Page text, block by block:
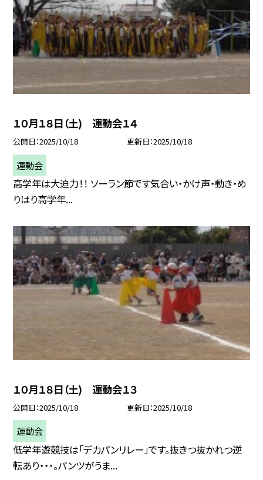
１０月１８日（土) 運動会１４
公開日 2025/10/18 更新日 2025/10/18
運動会
高学年は大迫力！！ ソーラン節です気合い・かけ声・動き・め
りはり高学年...
１０月１８日（土) 運動会１３
公開日 2025/10/18 更新日 2025/10/18
運動会
低学年遊競技は「デカパンリレー」です。抜きつ抜かれつ逆
転あり・・・。パンツがうま...